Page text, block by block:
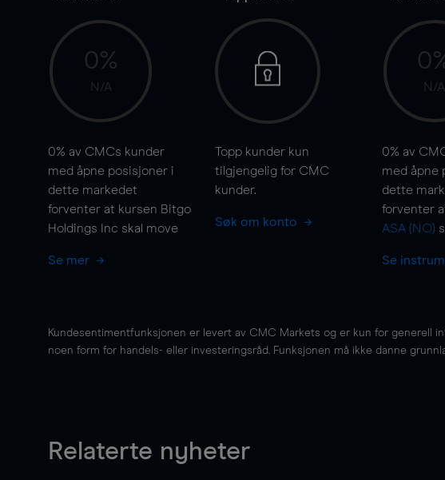
0%
N/A
0% av CMCs kunder
med åpne posisjoner i
dette markedet
forventer at kursen Bitgo
Holdings Inc skal move
Se mer
Topp kunder kun
tilgjengelig for CMC
kunder.
Søk om konto
N/A
0% av
med åpne
dette
forventer
ASA (NO)
Se
Kundesentimentfunksjonen er levert av CMC Markets og er kun for generell
noen form for handels- eller investeringsråd. Funksjonen må ikke danne
Relaterte nyheter